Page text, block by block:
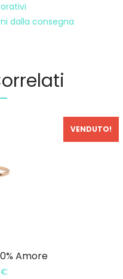
dalla consegna
VENDUTO!
Amore
€